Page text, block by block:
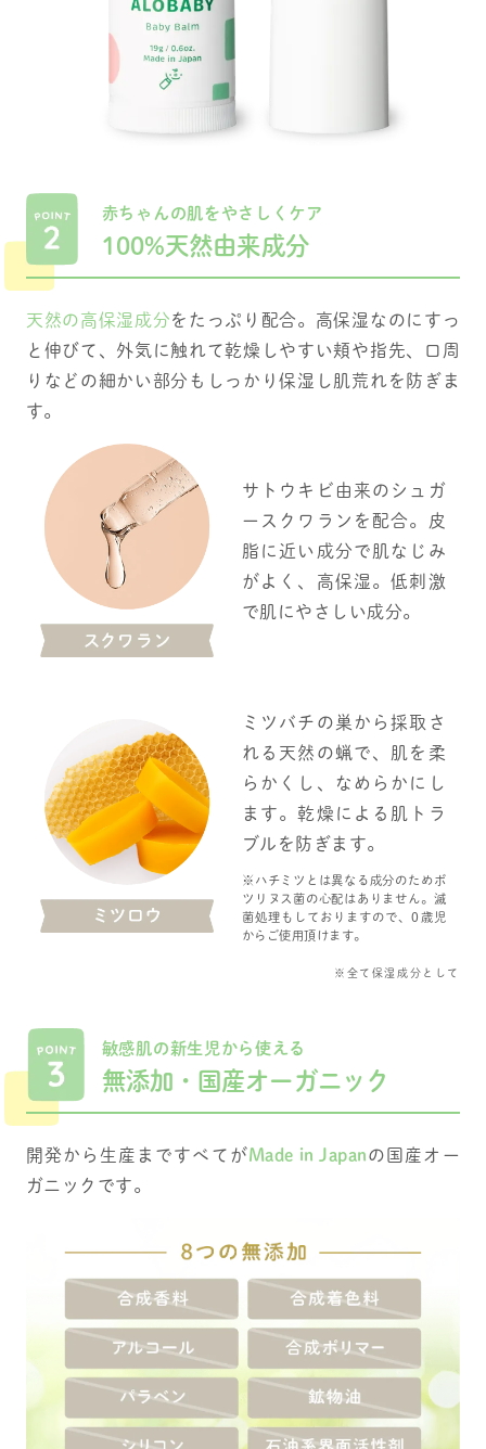
赤ちゃんの肌をやさしくケア
100%天然由来成分
天然の高保湿成分をたっぷり配合。高保湿なのにすっ
と伸びて、外気に触れて乾燥しやすい頬や指先、口周
りなどの細かい部分もしっかり保湿し肌荒れを防ぎま
す。
サトウキビ由来のシュガ
ースクワランを配合。皮
脂に近い成分で肌なじみ
がよく、高保湿。低刺激
で肌にやさしい成分。
ミツバチの巣から採取さ
れる天然の蝋で、肌を柔
らかくし、なめらかにし
ます。乾燥による肌トラ
ブルを防ぎます。
※ハチミツとは異なる成分のためボ
ツリヌス菌の心配はありません。滅
菌処理もしておりますので、0歳児
からご使用頂けます。
※全て保湿成分として
敏感肌の新生児から使える
無添加・国産オーガニック
開発から生産まですべてがMade in Japanの国産オー
ガニックです。